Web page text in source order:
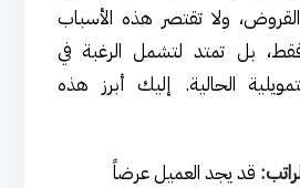
ولا تقتصر هذه الأسباب
بل تمتد لتشمل الرغبة في
الحالية. إليك أبرز هذه
قد يجد العميل عرضاً